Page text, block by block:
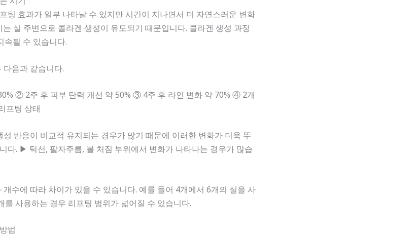
팅 효과가 일부 나타날 수 있지만 시간이 지나면서 더 자연스러운 변화
실 주변으로 콜라겐 생성이 유도되기 때문입니다. 콜라겐 생성 과정
속될 수 있습니다.
음과 같습니다.
② 2주 후 피부 탄력 개선 약 50% ③ 4주 후 라인 변화 약 70% ④ 2개
프팅 상태
반응이 비교적 유지되는 경우가 많기 때문에 이러한 변화가 더욱 뚜
다. ▶ 턱선, 팔자주름, 볼 처짐 부위에서 변화가 나타나는 경우가 많습
수에 따라 차이가 있을 수 있습니다. 예를 들어 4개에서 6개의 실을 사
를 사용하는 경우 리프팅 범위가 넓어질 수 있습니다.
법